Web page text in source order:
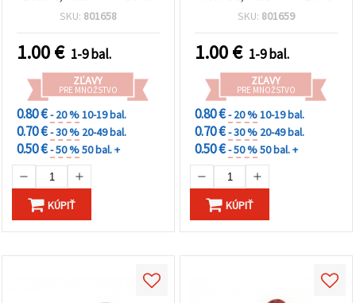
SKU: 801658
1.00€ 1-9 bal.
ZĽAVY
PRE MNOŽSTVO
0.80 €- 20 %10-19 bal.
0.70 €- 30 % 20-49 bal.
0.50 €- 50 %50 bal. +
KÚPIŤ
SKU: 801659
1.00€ 1-9 bal.
ZĽAVY
PRE MNOŽSTVO
0.80 €- 20 %10-19 bal.
0.70 €- 30 % 20-49 bal.
0.50 €- 50 %50 bal. +
KÚPIŤ